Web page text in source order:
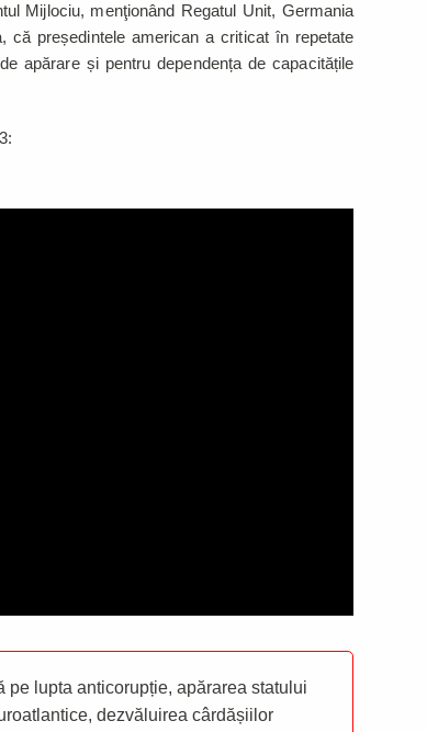
Mijlociu, menţionând Regatul Unit, Germania
că președintele american a criticat în repetate
apărare și pentru dependența de capacitățile
pe lupta anticorupție, apărarea statului
dezvăluirea cârdășiilor